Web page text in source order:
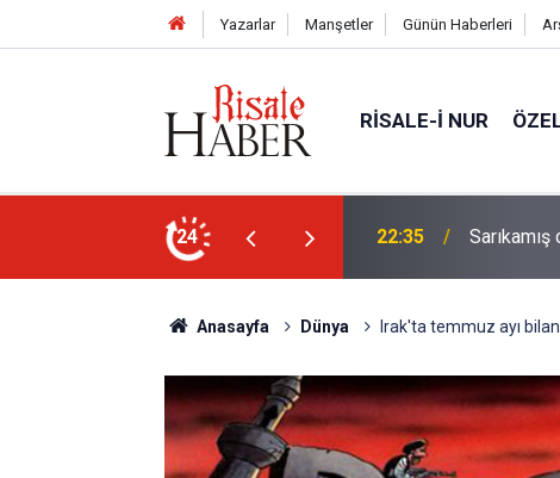
Yazarlar Manşetler Günün Haberleri
RISALE-I NUR
24
(a.s.m.) nuru çıksa, kâinat vefat edecek 22:35
Anasayfa Dünya Irak'ta temmuz ayı